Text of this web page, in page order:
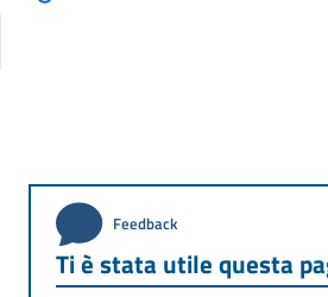
Feedback
Ti è stata utile questa